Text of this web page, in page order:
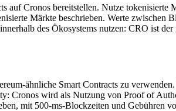
Cronos bereitstellen. Nutze tokenisierte
Märkte beschrieben. Werte zwischen
des Ökosystems nutzen: CRO ist
ähnliche Smart Contracts zu
Cronos wird als Nutzung von Proof of
mit 500-ms-Blockzeiten und Gebühren